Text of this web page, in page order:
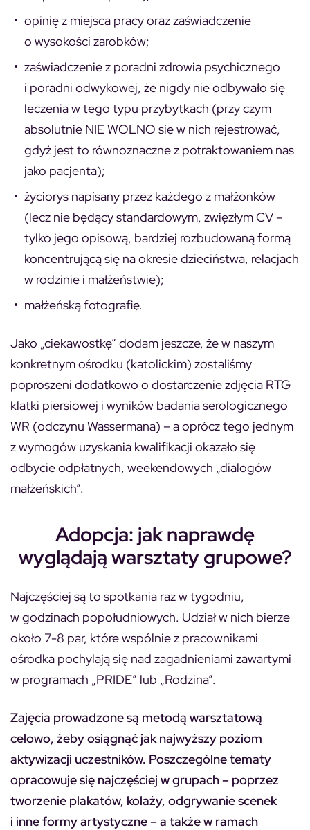
opinię z miejsca pracy oraz zaświadczenie
o wysokości zarobków;
zaświadczenie z poradni zdrowia psychicznego
i poradni odwykowej, że nigdy nie odbywało się
leczenia w tego typu przybytkach (przy czym
absolutnie NIE WOLNO się w nich rejestrować,
gdyż jest to równoznaczne z potraktowaniem nas
jako pacjenta);
życiorys napisany przez każdego z małżonków
(lecz nie będący standardowym, zwięzłym CV –
tylko jego opisową, bardziej rozbudowaną formą
koncentrującą się na okresie dzieciństwa, relacjach
w rodzinie i małżeństwie);
małżeńską fotografię.
Jako „ciekawostkę” dodam jeszcze, że w naszym
konkretnym ośrodku (katolickim) zostaliśmy
poproszeni dodatkowo o dostarczenie zdjęcia RTG
klatki piersiowej i wyników badania serologicznego
WR (odczynu Wassermana) – a oprócz tego jednym
z wymogów uzyskania kwalifikacji okazało się
odbycie odpłatnych, weekendowych „dialogów
małżeńskich”.
Adopcja: jak naprawdę
wyglądają warsztaty grupowe?
Najczęściej są to spotkania raz w tygodniu,
w godzinach popołudniowych. Udział w nich bierze
około 7-8 par, które wspólnie z pracownikami
ośrodka pochylają się nad zagadnieniami zawartymi
w programach „PRIDE” lub „Rodzina”.
Zajęcia prowadzone są metodą warsztatową
celowo, żeby osiągnąć jak najwyższy poziom
aktywizacji uczestników. Poszczególne tematy
opracowuje się najczęściej w grupach – poprzez
tworzenie plakatów, kolaży, odgrywanie scenek
i inne formy artystyczne – a także w ramach